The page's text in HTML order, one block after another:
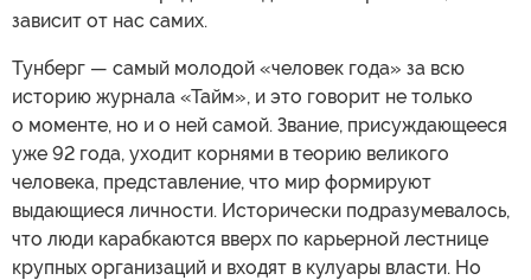
зависит от нас самих.
Тунберг — самый молодой «человек года» за всю
историю журнала «Тайм», и это говорит не только
о моменте, но и о ней самой. Звание, присуждающееся
уже 92 года, уходит корнями в теорию великого
человека, представление, что мир формируют
выдающиеся личности. Исторически подразумевалось,
что люди карабкаются вверх по карьерной лестнице
крупных организаций и входят в кулуары власти. Но